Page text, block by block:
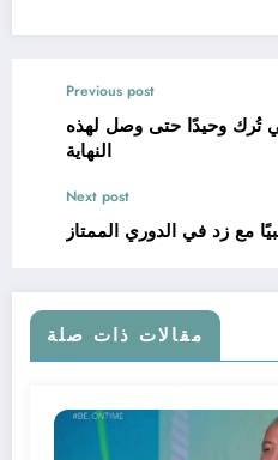
Previous post
تُرك وحيدًا حتى وصل لهذه
النهاية
Next post
مع زد في الدوري الممتاز
مقالات ذات صلة